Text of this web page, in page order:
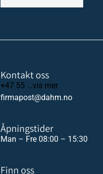
Kontakt oss
+47 55 ...vis mer
firmapost@dahm.no
Åpningstider
Man – Fre 08:00 – 15:30
Finn oss